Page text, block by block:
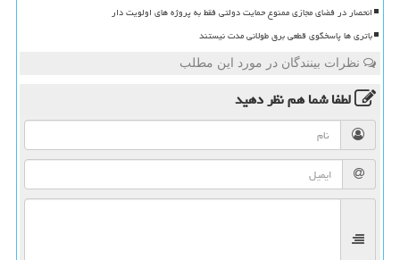
انحصار در فضای مجازی ممنوع حمایت دولتی فقط به پروژه های اولویت دار
باتری ها پاسخگوی قطعی برق طولانی مدت نیستند
نظرات بینندگان در مورد این مطلب
لطفا شما همنظر دهید